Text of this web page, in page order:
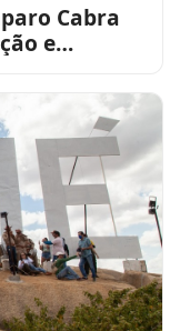
Cabra
e